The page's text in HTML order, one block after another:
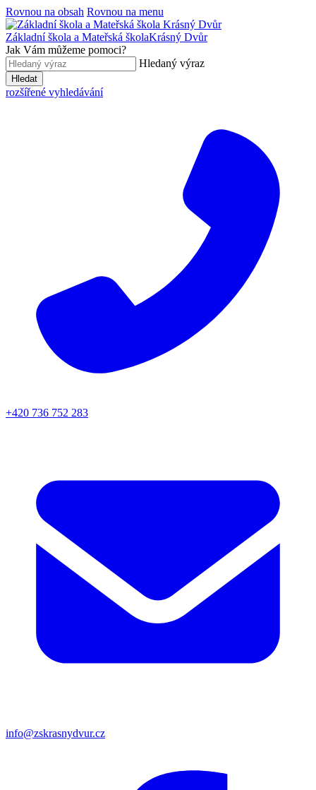
Rovnou na obsah Rovnou na menu
Základní škola a Mateřská školaKrásný Dvůr
Jak Vám můžeme pomoci?
Hledaný výraz
Hledat
rozšířené vyhledávání
+420 736 752 283
info@zskrasnydvur.cz